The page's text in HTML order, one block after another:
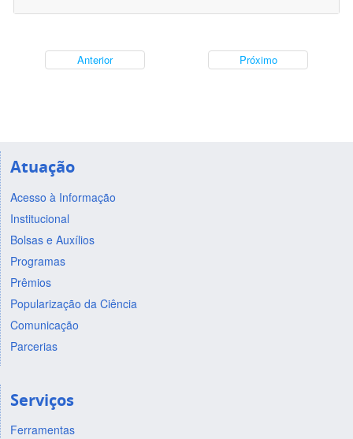
Anterior Próximo
Atuação
Acesso à Informação
Institucional
Bolsas e Auxílios
Programas
Prêmios
Popularização da Ciência
Comunicação
Parcerias
Serviços
Ferramentas